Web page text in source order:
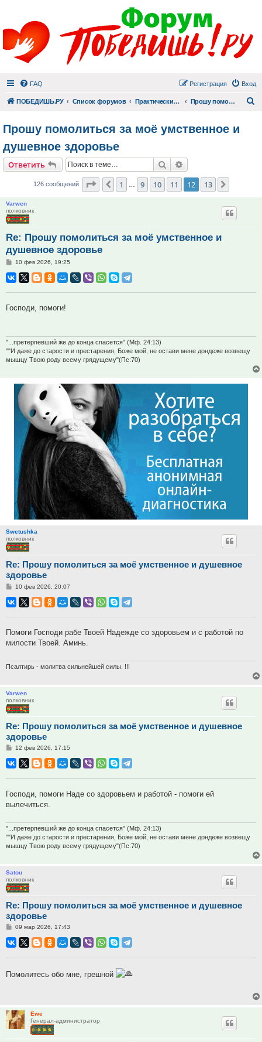
FAQ Вход
Регистрация
ПОБЕДИШЬ.РУ Список форумов Практический раздел Прошу помолиться
Прошу помолиться за моё умственное и
душевное здоровье
Ответить Поиск
126 сообщений Страница 12из13
Пред.
1 9 10 11 12 13
Varwen
полковник
Re: Прошу помолиться за моё умственное и
душевное здоровье
Сообщение
10 фев 2026, 19:25
Господи, помоги!
"...претерпевший же до конца спасется" (Мф. 24:13)
""И даже до старости и престарения, Боже мой, не остави мене дондеже возвещу
мышцу Твою роду всему грядущему"(Пс:70)
Swetushka
полковник
Re: Прошу помолиться за моё умственное и душевное
здоровье
Сообщение
10 фев 2026, 20:07
Помоги Господи рабе Твоей Надежде со здоровьем и с работой по
милости Твоей. Аминь.
Псалтирь - молитва сильнейшей силы. !!!
Varwen
полковник
Re: Прошу помолиться за моё умственное и душевное
здоровье
Сообщение
12 фев 2026, 17:15
Господи, помоги Наде со здоровьем и работой - помоги ей
вылечиться.
"...претерпевший же до конца спасется" (Мф. 24:13)
""И даже до старости и престарения, Боже мой, не остави мене дондеже возвещу
мышцу Твою роду всему грядущему"(Пс:70)
Satou
полковник
Re: Прошу помолиться за моё умственное и душевное
здоровье
Сообщение
09 мар 2026, 17:43
Помолитесь обо мне, грешной
Ewe
Генерал-администратор